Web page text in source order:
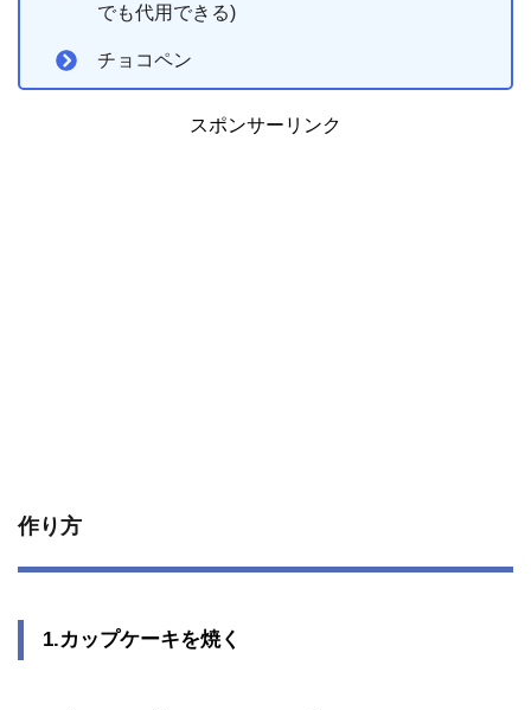
でも代用できる)
チョコペン
スポンサーリンク
作り方
1.カップケーキを焼く